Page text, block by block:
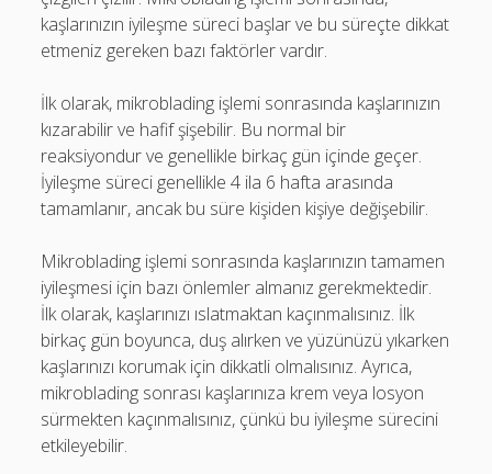
kaşlarınızın iyileşme süreci başlar ve bu süreçte dikkat
etmeniz gereken bazı faktörler vardır.
İlk olarak, mikroblading işlemi sonrasında kaşlarınızın
kızarabilir ve hafif şişebilir. Bu normal bir
reaksiyondur ve genellikle birkaç gün içinde geçer.
İyileşme süreci genellikle 4 ila 6 hafta arasında
tamamlanır, ancak bu süre kişiden kişiye değişebilir.
Mikroblading işlemi sonrasında kaşlarınızın tamamen
iyileşmesi için bazı önlemler almanız gerekmektedir.
İlk olarak, kaşlarınızı ıslatmaktan kaçınmalısınız. İlk
birkaç gün boyunca, duş alırken ve yüzünüzü yıkarken
kaşlarınızı korumak için dikkatli olmalısınız. Ayrıca,
mikroblading sonrası kaşlarınıza krem veya losyon
sürmekten kaçınmalısınız, çünkü bu iyileşme sürecini
etkileyebilir.